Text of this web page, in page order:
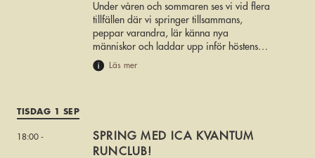
Under våren och sommaren ses vi vid flera
tillfällen där vi springer tillsammans,
peppar varandra, lär känna nya
människor och laddar upp inför höstens
stora löparfest – Sicklaloppet den 20
september.
Läs mer
TISDAG 1 SEP
18:00 -
SPRING MED ICA KVANTUM
RUNCLUB!